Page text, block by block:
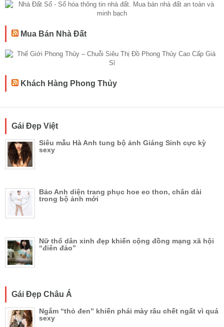
Mua Bán Nhà Đất
Khách Hàng Phong Thủy
Gái Đẹp Việt
Siêu mẫu Hà Anh tung bộ ảnh Giáng Sinh cực kỳ
sexy
Bảo Anh diện trang phục hoe eo thon, chân dài
trong bộ ảnh mới
Nữ thổ dân xinh đẹp khiến cộng đồng mạng xã hội
“điên đảo”
Gái Đẹp Châu Á
Ngắm “thỏ đen” khiến phái mày râu chết ngất vì quá
sexy